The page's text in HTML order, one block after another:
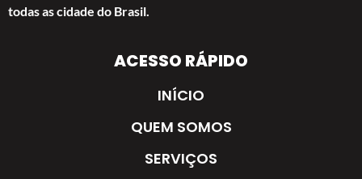
todas as cidade do Brasil.
ACESSO RÁPIDO
INÍCIO
QUEM SOMOS
SERVIÇOS